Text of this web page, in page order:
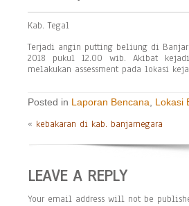
Kab. Tegal
Terjadi angin putting beliung di
2018 pukul 12.00 wib. Akibat
melakukan assessment pada lokasi
Posted in Laporan Bencana Lokasi
« kebakaran di kab. banjarnegara
LEAVE A REPLY
Your email address will not be